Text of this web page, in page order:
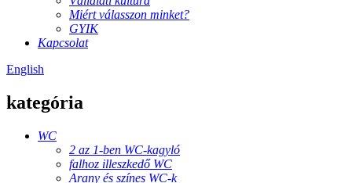
Miért válasszon minket?
GYIK
Kapcsolat
English
kategória
WC
2 az 1-ben WC-kagyló
falhoz illeszkedő WC
Arany és színes WC-k